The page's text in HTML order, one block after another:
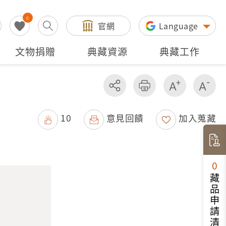
0
官網 Language
文物捐贈 典藏資源 典藏工作
分享 友善列印 增加字級
10 意見回饋 加入蒐藏
0
藏品申請清單